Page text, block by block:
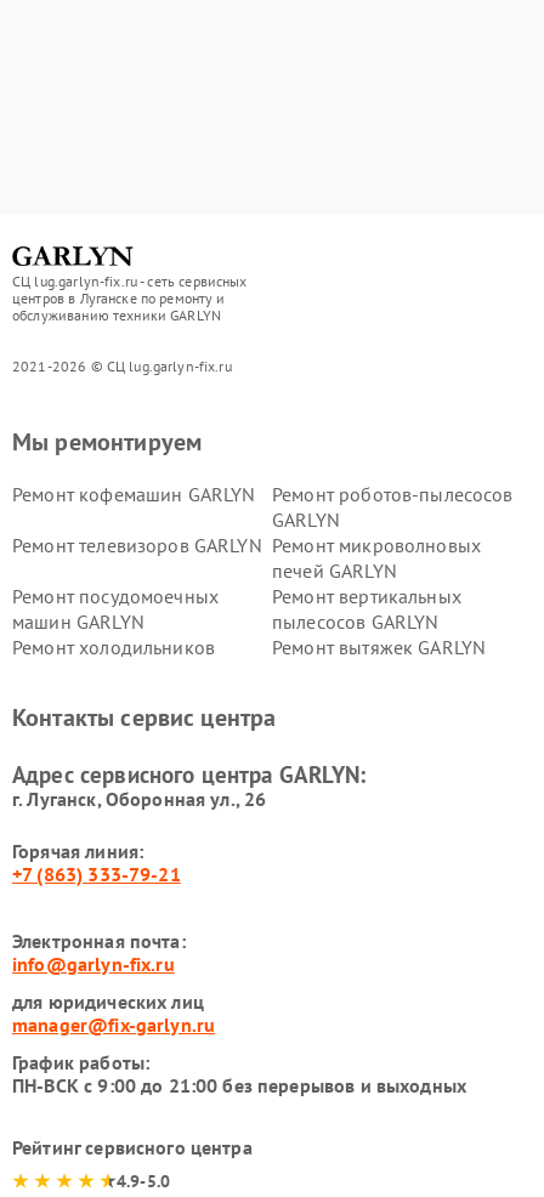
СЦ lug.garlyn-fix.ru - сеть сервисных
центров в Луганске по ремонту и
обслуживанию техники GARLYN
2021-2026 © СЦ lug.garlyn-fix.ru
Мы ремонтируем
Ремонт кофемашин GARLYN
Ремонт роботов-пылесосов
GARLYN
Ремонт телевизоров GARLYN Ремонт микроволновых
печей GARLYN
Ремонт посудомоечных
машин GARLYN
Ремонт вертикальных
пылесосов GARLYN
Ремонт холодильников
Ремонт вытяжек GARLYN
стеклоочистителей GARLYN
GARLYN
GARLYN
Контакты сервис центра
Адрес сервисного центра GARLYN:
г. Луганск, Оборонная ул., 26
Горячая линия:
+7 (863) 333-79-21
Электронная почта:
info@garlyn-fix.ru
для юридических лиц
manager@fix-garlyn.ru
График работы:
ПН-ВСК с 9:00 до 21:00 без перерывов и выходных
Рейтинг сервисного центра
4.9-5.0